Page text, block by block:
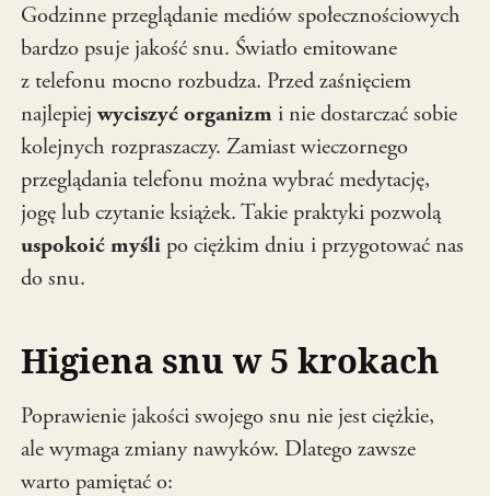
Godzinne przeglądanie mediów społecznościowych
bardzo psuje jakość snu. Światło emitowane
z telefonu mocno rozbudza. Przed zaśnięciem
najlepiejwyciszyć organizm i nie dostarczać sobie
kolejnych rozpraszaczy. Zamiast wieczornego
przeglądania telefonu można wybrać medytację,
jogę lub czytanie książek. Takie praktyki pozwolą
uspokoić myśli po ciężkim dniu i przygotować nas
do snu.
Higiena snu w 5 krokach
Poprawienie jakości swojego snu nie jest ciężkie,
ale wymaga zmiany nawyków. Dlatego zawsze
warto pamiętać o: